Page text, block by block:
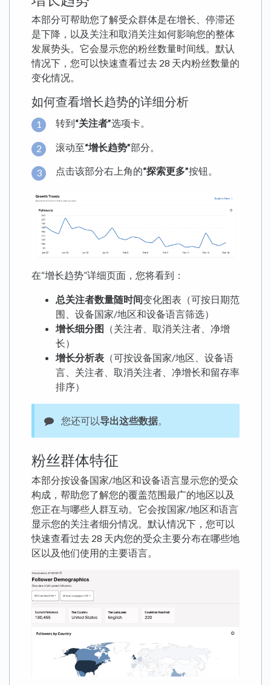
本部分可帮助您了解受众群体是在增长、停滞还
是下降，以及关注和取消关注如何影响您的整体
发展势头。它会显示您的粉丝数量时间线。默认
情况下，您可以快速查看过去 28 天内粉丝数量的
变化情况。
如何查看增长趋势的详细分析
转到“关注者”选项卡。
滚动至“增长趋势”部分。
点击该部分右上角的“探索更多”按钮。
在“增长趋势”详细页面，您将看到：
总关注者数量随时间变化图表（可按日期范
围、设备国家/地区和设备语言筛选）
增长细分图
（关注者、取消关注者、净增
长）
增长分析表 （可按设备国家/地区、设备语
言、关注者、取消关注者、净增长和留存率
排序）
您还可以导出这些数据。
粉丝群体特征
本部分按设备国家/地区和设备语言显示您的受众
构成，帮助您了解您的覆盖范围最广的地区以及
您正在与哪些人群互动。它会按国家/地区和语言
显示您的关注者细分情况。默认情况下，您可以
快速查看过去 28 天内您的受众主要分布在哪些地
区以及他们使用的主要语言。